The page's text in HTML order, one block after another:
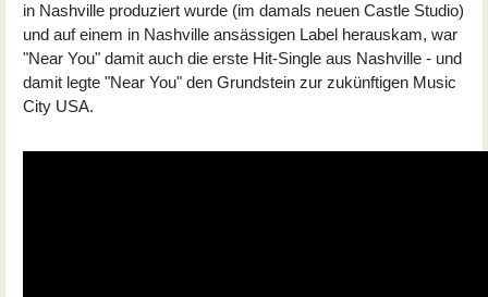
in Nashville produziert wurde (im damals neuen Castle Studio)
und auf einem in Nashville ansässigen Label herauskam, war
"Near You" damit auch die erste Hit-Single aus Nashville - und
damit legte "Near You" den Grundstein zur zukünftigen Music
City USA.